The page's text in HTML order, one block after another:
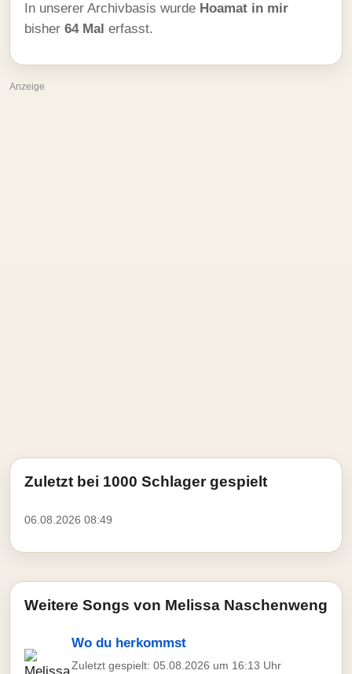
In unserer Archivbasis wurde Hoamat in mir
bisher 64 Mal erfasst.
Anzeige
Zuletzt bei 1000 Schlager gespielt
06.08.2026 08:49
Weitere Songs von Melissa Naschenweng
Wo du herkommst
Zuletzt gespielt: 05.08.2026 um 16:13 Uhr